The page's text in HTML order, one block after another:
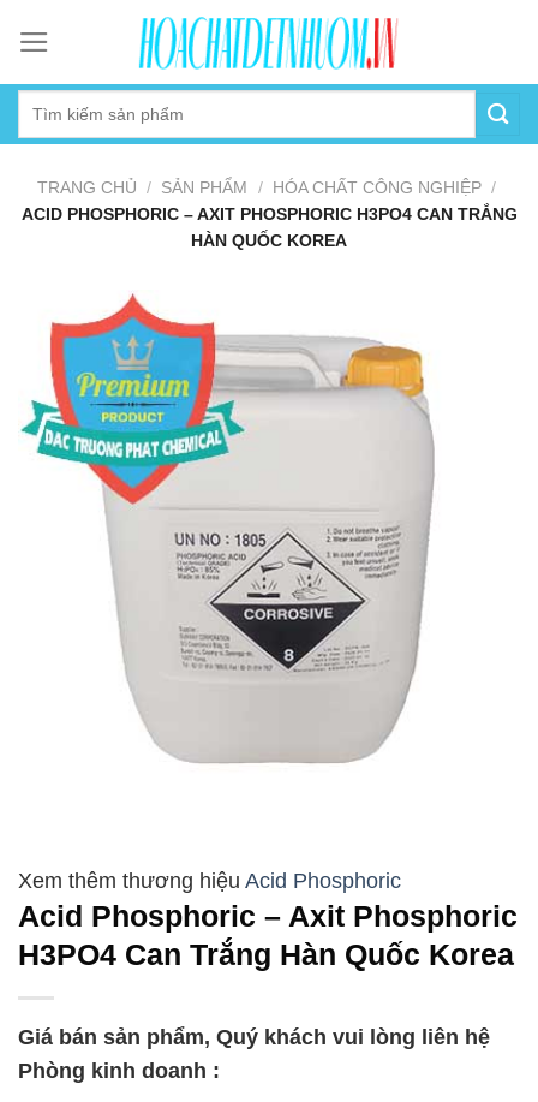
content
TRANG CHỦ / SẢN PHẨM / HÓA CHẤT CÔNG NGHIỆP /
ACID PHOSPHORIC – AXIT PHOSPHORIC H3PO4 CAN TRẮNG
HÀN QUỐC KOREA
Acid Phosphoric
Acid Phosphoric – Axit Phosphoric
H3PO4 Can Trắng Hàn Quốc Korea
Giá bán sản phẩm, Quý khách vui lòng liên hệ
Phòng kinh doanh :